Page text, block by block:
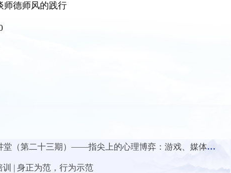
德师风的践行
二十三期）——指尖上的心理博弈：游戏、媒体与大学生心理健康
训 | 身正为范，行为示范